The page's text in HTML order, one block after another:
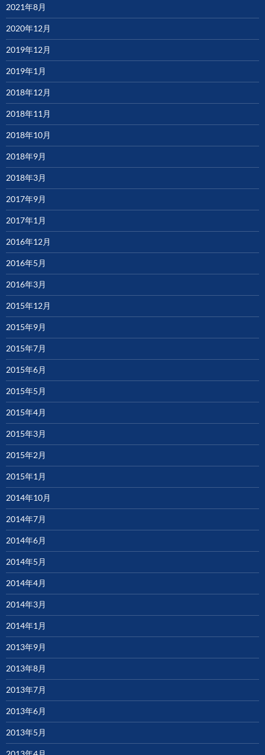
2021年8月
2020年12月
2019年12月
2019年1月
2018年12月
2018年11月
2018年10月
2018年9月
2018年3月
2017年9月
2017年1月
2016年12月
2016年5月
2016年3月
2015年12月
2015年9月
2015年7月
2015年6月
2015年5月
2015年4月
2015年3月
2015年2月
2015年1月
2014年10月
2014年7月
2014年6月
2014年5月
2014年4月
2014年3月
2014年1月
2013年9月
2013年8月
2013年7月
2013年6月
2013年5月